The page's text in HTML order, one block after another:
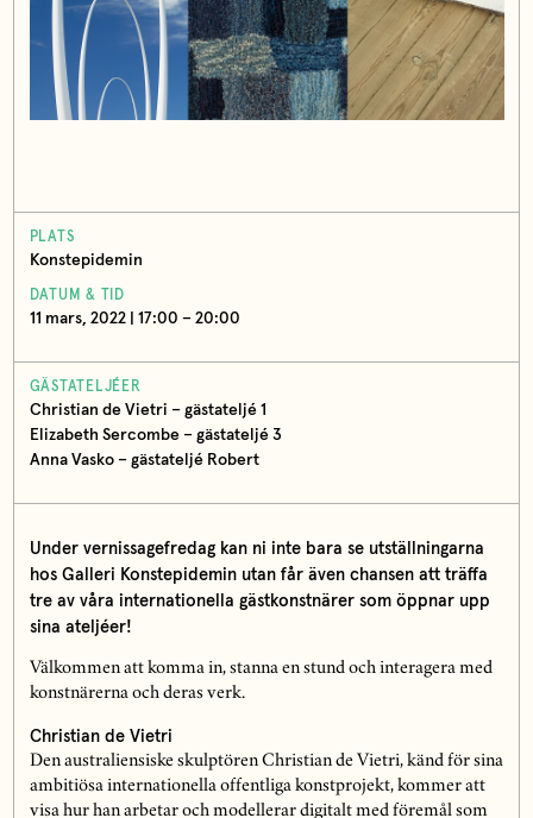
PLATS
Konstepidemin
DATUM & TID
11 mars, 2022 | 17:00 – 20:00
GÄSTATELJÉER
Christian de Vietri – gästateljé 1
Elizabeth Sercombe – gästateljé 3
Anna Vasko – gästateljé Robert
Under vernissagefredag kan ni inte bara se utställningarna
hos Galleri Konstepidemin utan får även chansen att träffa
tre av våra internationella gästkonstnärer som öppnar upp
sina ateljéer!
Välkommen att komma in, stanna en stund och interagera med
konstnärerna och deras verk.
Christian de Vietri
Den australiensiske skulptören Christian de Vietri, känd för sina
ambitiösa internationella offentliga konstprojekt, kommer att
visa hur han arbetar och modellerar digitalt med föremål som